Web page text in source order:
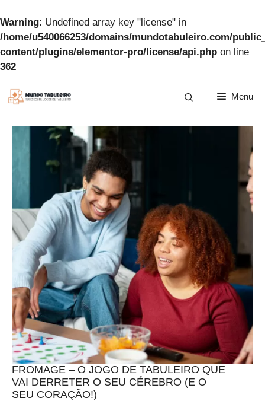
Warning: Undefined array key "license" in
/home/u540066253/domains/mundotabuleiro.com/
content/plugins/elementor-pro/license/api.php on line
362
para
conteúdo
Menu
FROMAGE – O JOGO DE TABULEIRO QUE
VAI DERRETER O SEU CÉREBRO (E O
SEU CORAÇÃO!)